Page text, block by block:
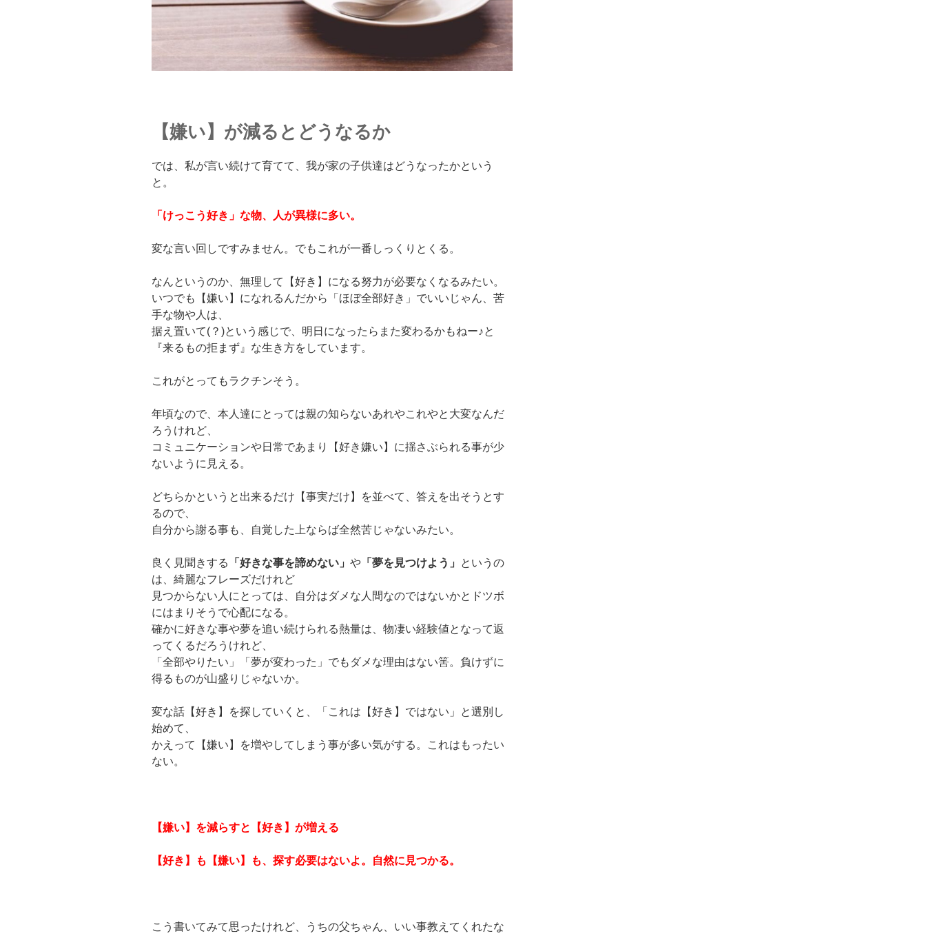
【嫌い】が減るとどうなるか
では、私が言い続けて育てて、我が家の子供達はどうなったかという
と。
「けっこう好き」な物、人が異様に多い。
変な言い回しですみません。でもこれが一番しっくりとくる。
なんというのか、無理して【好き】になる努力が必要なくなるみたい。
いつでも【嫌い】になれるんだから「ほぼ全部好き」でいいじゃん、苦
手な物や人は、
据え置いて(？)という感じで、明日になったらまた変わるかもねー♪と
『来るもの拒まず』な生き方をしています。
これがとってもラクチンそう。
年頃なので、本人達にとっては親の知らないあれやこれやと大変なんだ
ろうけれど、
コミュニケーションや日常であまり【好き嫌い】に揺さぶられる事が少
ないように見える。
どちらかというと出来るだけ【事実だけ】を並べて、答えを出そうとす
るので、
自分から謝る事も、自覚した上ならば全然苦じゃないみたい。
良く見聞きする 「好きな事を諦めない」 や 「夢を見つけよう」
というの
は、綺麗なフレーズだけれど
見つからない人にとっては、自分はダメな人間なのではないかとドツボ
にはまりそうで心配になる。
確かに好きな事や夢を追い続けられる熱量は、物凄い経験値となって返
ってくるだろうけれど、
「全部やりたい」「夢が変わった」でもダメな理由はない筈。負けずに
得るものが山盛りじゃないか。
変な話【好き】を探していくと、「これは【好き】ではない」と選別し
始めて、
かえって【嫌い】を増やしてしまう事が多い気がする。これはもったい
ない。
【嫌い】を減らすと【好き】が増える
【好き】も【嫌い】も、探す必要はないよ。自然に見つかる。
こう書いてみて思ったけれど、うちの父ちゃん、いい事教えてくれたな